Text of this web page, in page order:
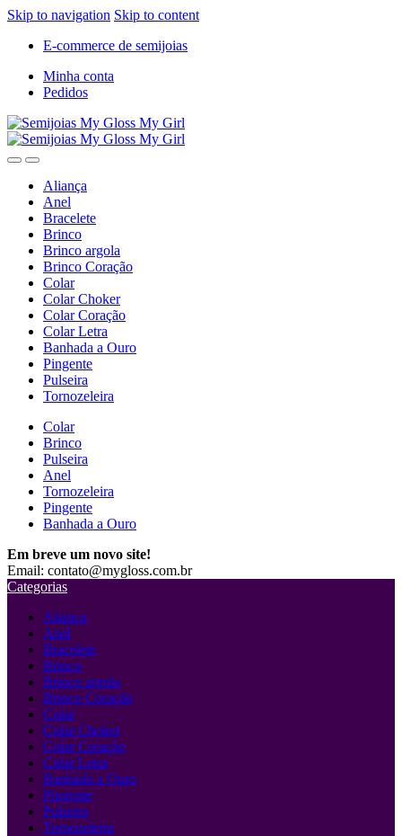
Skip to navigation Skip to content
E-commerce de semijoias
Minha conta
Pedidos
Aliança
Anel
Bracelete
Brinco
Brinco argola
Brinco Coração
Colar
Colar Choker
Colar Coração
Colar Letra
Banhada a Ouro
Pingente
Pulseira
Tornozeleira
Colar
Brinco
Pulseira
Anel
Tornozeleira
Pingente
Banhada a Ouro
Em breve um novo site!
Email: contato@mygloss.com.br
Categorias
Aliança
Anel
Bracelete
Brinco
Brinco argola
Brinco Coração
Colar
Colar Choker
Colar Coração
Colar Letra
Banhada a Ouro
Pingente
Pulseira
Tornozeleira